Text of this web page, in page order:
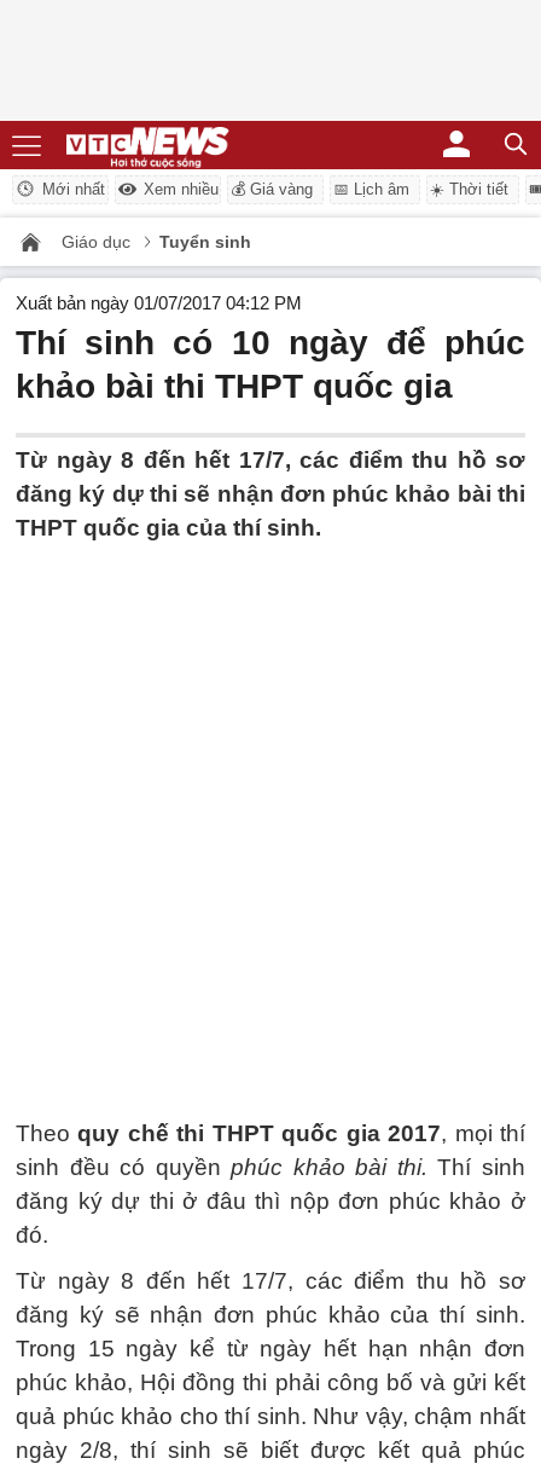
Mới nhất Xem nhiều 💰 Giá vàng 📅 Lịch âm ☀️ Thời tiết
Giáo dục Tuyển sinh
Xuất bản ngày 01/07/2017 04:12 PM
Thí sinh có 10 ngày để phúc
khảo bài thi THPT quốc gia
Từ ngày 8 đến hết 17/7, các điểm thu hồ sơ
đăng ký dự thi sẽ nhận đơn phúc khảo bài thi
THPT quốc gia của thí sinh.
Theo quy chế thi THPT quốc gia 2017, mọi thí
sinh đều có quyền phúc khảo bài thi. Thí sinh
đăng ký dự thi ở đâu thì nộp đơn phúc khảo ở
đó.
Từ ngày 8 đến hết 17/7, các điểm thu hồ sơ
đăng ký sẽ nhận đơn phúc khảo của thí sinh.
Trong 15 ngày kể từ ngày hết hạn nhận đơn
phúc khảo, Hội đồng thi phải công bố và gửi kết
quả phúc khảo cho thí sinh. Như vậy, chậm nhất
ngày 2/8, thí sinh sẽ biết được kết quả phúc